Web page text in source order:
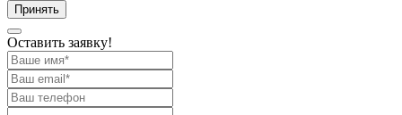
Принять
Оставить заявку!